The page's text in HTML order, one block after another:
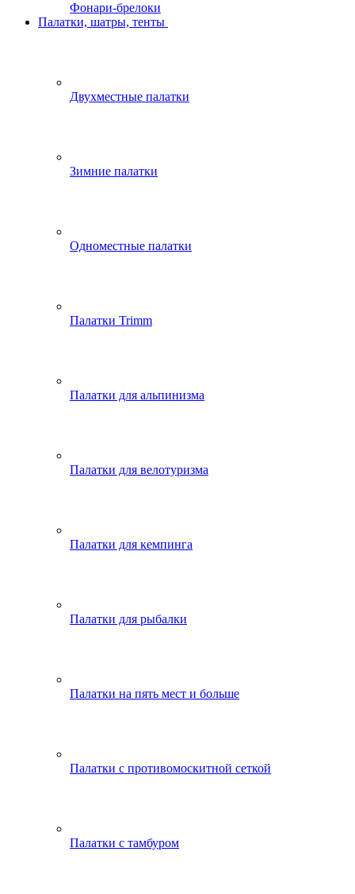
Фонари-брелоки
Палатки, шатры, тенты
Двухместные палатки
Зимние палатки
Одноместные палатки
Палатки Trimm
Палатки для альпинизма
Палатки для велотуризма
Палатки для кемпинга
Палатки для рыбалки
Палатки на пять мест и больше
Палатки с противомоскитной сеткой
Палатки с тамбуром